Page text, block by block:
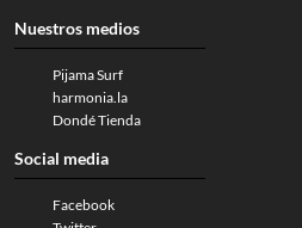
Nuestros medios
Pijama Surf
harmonia.la
Dondé Tienda
Social media
Facebook